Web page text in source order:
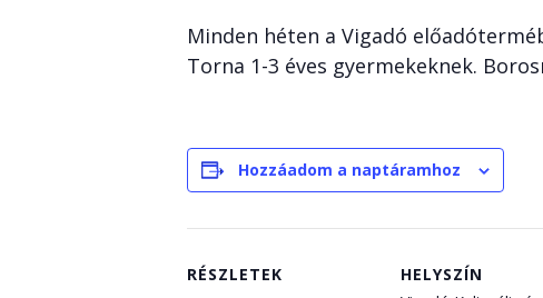
Minden héten a Vigadó
Torna 1-3 éves gyermekeknek.
Hozzáadom a naptáramhoz
RÉSZLETEK
HELYSZÍN